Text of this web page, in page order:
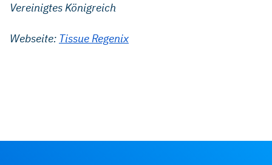
Vereinigtes Königreich
Webseite: Tissue Regenix